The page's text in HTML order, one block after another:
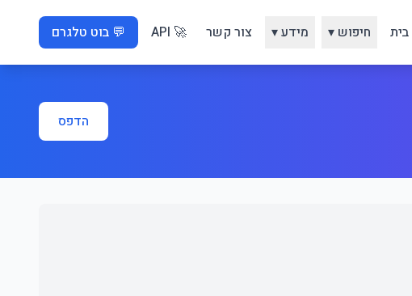
בית חיפוש ▾ מידע ▾ צור קשר 🚀 API 💬 בוט טלגרם
הדפס